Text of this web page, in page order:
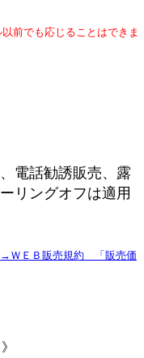
以前でも応じることはできま
電話勧誘販売、露
リングオフは適用
→ＷＥＢ販売規約 「販売価